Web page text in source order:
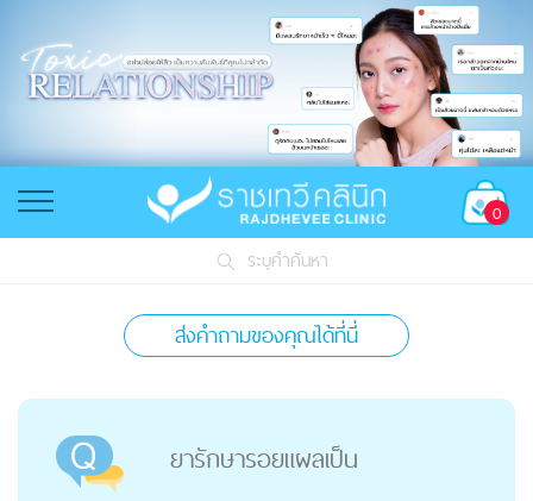
0
ระบุคำค้นหา
ส่งคำถามของคุณได้ที่นี่
ยารักษารอยแผลเป็น